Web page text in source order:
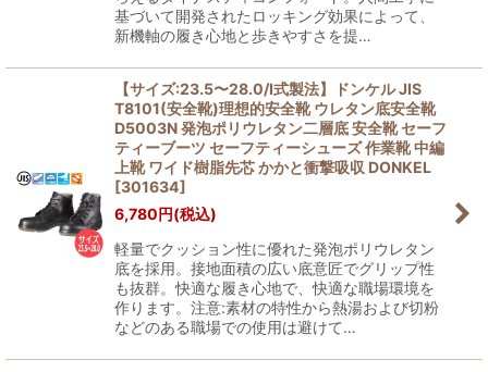
基づいて開発されたロッキング効果によって、
新機軸の履き心地と歩きやすさを提…
【サイズ:23.5〜28.0/I式製法】ドンケル JIS
T8101(安全靴)理想的安全靴 ウレタン底安全靴
D5003N 発泡ポリウレタン二層底 安全靴 セーフ
ティーブーツ セーフティーシューズ 作業靴 中編
上靴 ワイド樹脂先芯 かかと衝撃吸収 DONKEL
[301634]
6,780円(税込)
軽量でクッション性に優れた発泡ポリウレタン
底を採用。接地面積の広い底意匠でグリップ性
も抜群。快適な履き心地で、快適な職場環境を
作ります。注意:素材の特性から熱湯および切粉
などのある職場での使用は避けて…